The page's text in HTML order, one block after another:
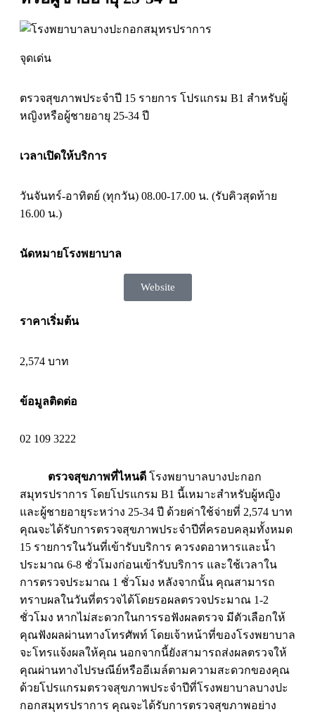
จุดเด่น
ตรวจสุขภาพประจำปี 15 รายการ โปรแกรม B1 สำหรับผู้
หญิงหรือผู้ชายอายุ 25-34 ปี
เวลาเปิดให้บริการ
วันจันทร์-อาทิตย์ (ทุกวัน) 08.00-17.00 น. (รับคิวสุดท้าย
16.00 น.)
นัดหมายโรงพยาบาล
Website
ราคาเริ่มต้น
2,574 บาท
ข้อมูลติดต่อ
02 109 3222
ตรวจสุขภาพที่ไหนดี โรงพยาบาลบางปะกอก
สมุทรปราการ โดยโปรแกรม B1 นี้เหมาะสำหรับผู้หญิง
และผู้ชายอายุระหว่าง 25-34 ปี ด้วยค่าใช้จ่ายที่ 2,574 บาท
คุณจะได้รับการตรวจสุขภาพประจำปีที่ครอบคลุมทั้งหมด
15 รายการในวันที่เข้ารับบริการ ควรงดอาหารและน้ำ
ประมาณ 6-8 ชั่วโมงก่อนเข้ารับบริการ และใช้เวลาใน
การตรวจประมาณ 1 ชั่วโมง หลังจากนั้น คุณสามารถ
ทราบผลในวันที่ตรวจได้โดยรอผลตรวจประมาณ 1-2
ชั่วโมง หากไม่สะดวกในการรอฟังผลตรวจ มีตัวเลือกให้
คุณฟังผลผ่านทางโทรศัพท์ โดยเจ้าหน้าที่ของโรงพยาบาล
จะโทรแจ้งผลให้คุณ นอกจากนี้ยังสามารถส่งผลตรวจให้
คุณผ่านทางไปรษณีย์หรืออีเมล์ตามความสะดวกของคุณ
ด้วยโปรแกรมตรวจสุขภาพประจำปีที่โรงพยาบาลบางปะ
กอกสมุทรปราการ คุณจะได้รับการตรวจสุขภาพอย่าง